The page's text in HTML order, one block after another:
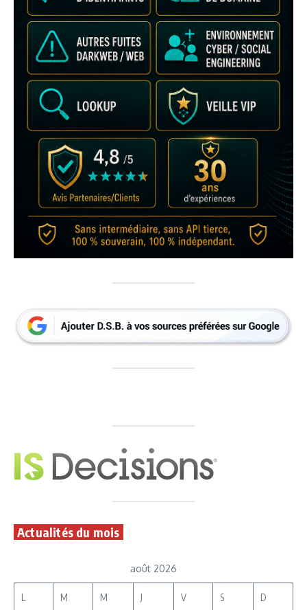
Actualités du mois
août 2026
L M M J V S D